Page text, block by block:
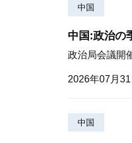
中国
中国:政治の
政治局会議開
2026年07月31
中国